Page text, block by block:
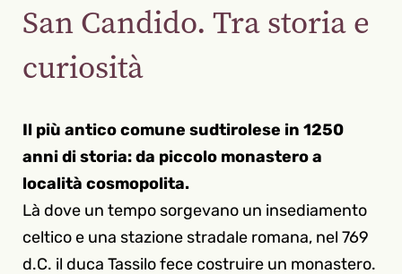
San Candido. Tra storia e
curiosità
Il più antico comune sudtirolese in 1250
anni di storia: da piccolo monastero a
località cosmopolita.
Là dove un tempo sorgevano un insediamento
celtico e una stazione stradale romana, nel 769
d.C. il duca Tassilo fece costruire un monastero.